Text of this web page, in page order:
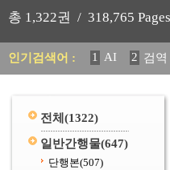
총 1,322권 / 318,765 Pages
인기검색어 : 1 AI 2 검역
11 2025 12
전체 (1322)
일반간행물(647)
단행본(507)